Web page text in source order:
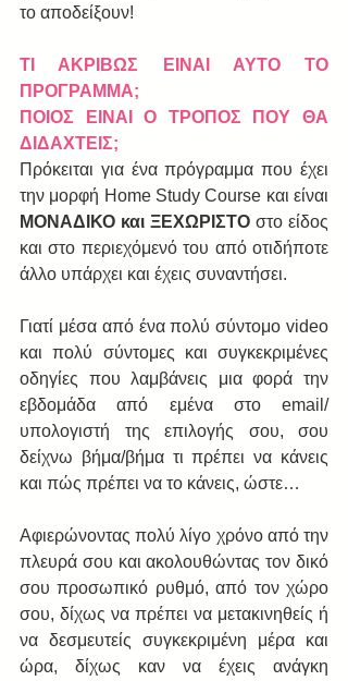
το αποδείξουν!
ΤΙ ΑΚΡΙΒΩΣ ΕΙΝΑΙ ΑΥΤΟ ΤΟ
ΠΡΟΓΡΑΜΜΑ;
ΠΟΙΟΣ ΕΙΝΑΙ Ο ΤΡΟΠΟΣ ΠΟΥ ΘΑ
ΔΙΔΑΧΤΕΙΣ;
Πρόκειται για ένα πρόγραμμα που έχει
ΜΟΝΑΔΙΚΟ και ΞΕΧΩΡΙΣΤΟ στο είδος
και στο περιεχόμενό του από οτιδήποτε
άλλο υπάρχει και έχεις συναντήσει.
Γιατί μέσα από ένα πολύ σύντομο video
και πολύ σύντομες και συγκεκριμένες
οδηγίες που λαμβάνεις μια φορά την
εβδομάδα από εμένα στο email/
υπολογιστή της επιλογής σου, σου
δείχνω βήμα/βήμα τι πρέπει να κάνεις
και πώς πρέπει να το κάνεις, ώστε…
Αφιερώνοντας πολύ λίγο χρόνο από την
πλευρά σου και ακολουθώντας τον δικό
σου προσωπικό ρυθμό, από τον χώρο
σου, δίχως να πρέπει να μετακινηθείς ή
να δεσμευτείς συγκεκριμένη μέρα και
ώρα, δίχως καν να έχεις ανάγκη